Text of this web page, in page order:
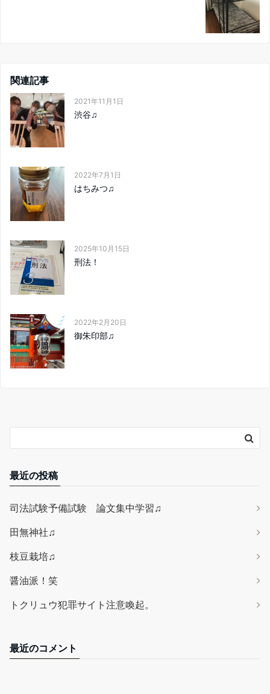
関連記事
2021年11月1日
渋谷♫
2022年7月1日
はちみつ♫
2025年10月15日
刑法！
2022年2月20日
御朱印部♫
最近の投稿
司法試験予備試験 論文集中学習♫
田無神社♫
枝豆栽培♫
醤油派！笑
トクリュウ犯罪サイト注意喚起。
最近のコメント